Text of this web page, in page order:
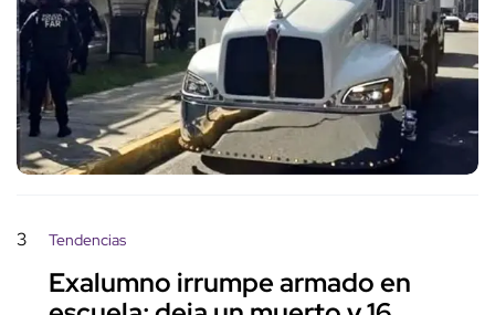
3 Tendencias
Exalumno irrumpe armado en